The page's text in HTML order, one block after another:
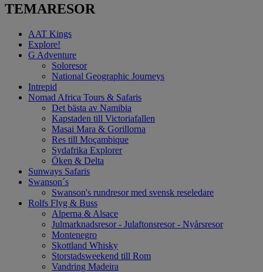
TEMARESOR
AAT Kings
Explore!
G Adventure
Soloresor
National Geographic Journeys
Intrepid
Nomad Africa Tours & Safaris
Det bästa av Namibia
Kapstaden till Victoriafallen
Masai Mara & Gorillorna
Res till Moçambique
Sydafrika Explorer
Öken & Delta
Sunways Safaris
Swanson´s
Swanson's rundresor med svensk reseledare
Rolfs Flyg & Buss
Alperna & Alsace
Julmarknadsresor - Julaftonsresor - Nyårsresor
Montenegro
Skottland Whisky
Storstadsweekend till Rom
Vandring Madeira